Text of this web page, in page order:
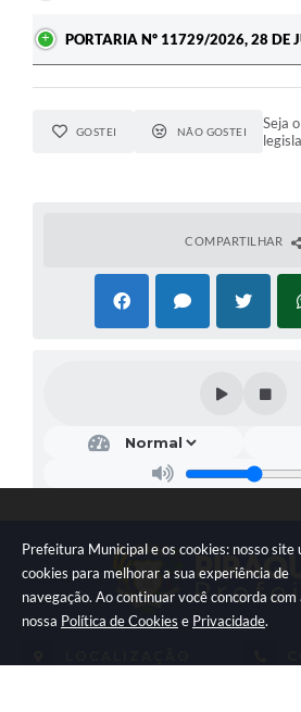
Prefeitura Municipal e os cookies: nosso site
cookies para melhorar a sua experiência de
navegação. Ao continuar você concorda com
nossa Política de Cookies e Privacidade.
PORTARIA Nº 11729/2026, 28 DE
GOSTEI NÃO GOSTEI
Seja
COMPARTILHAR